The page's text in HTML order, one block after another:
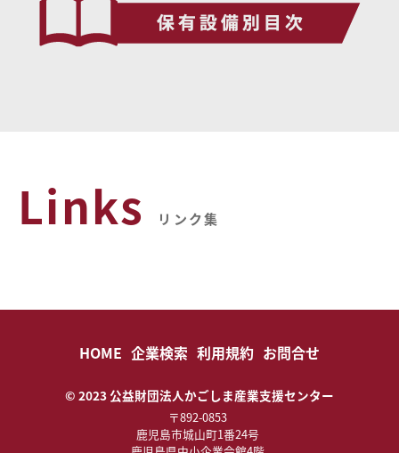
Links リンク集
© 2023 公益財団法人かごしま産業支援センター
〒892-0853
鹿児島市城山町1番24号
HOME 企業検索 利用規約 お問合せ